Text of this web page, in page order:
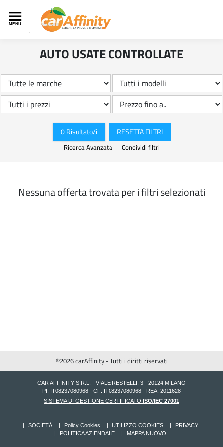
AUTO USATE CONTROLLATE
0 Risultato/i RESETTA FILTRI
Ricerca Avanzata Condividi filtri
Nessuna offerta trovata per i filtri selezionati
©2026 carAffinity - Tutti i diritti riservati
CAR AFFINITY S.R.L. - VIALE RESTELLI, 3 - 20124 MILANO
PI: IT08237080968 - CF: IT08237080968 - REA: 2011628
SISTEMA DI GESTIONE CERTIFICATO ISO/IEC 27001
SOCIETÀ Policy Cookies UTILIZZO COOKIES
PRIVACY
POLITICA AZIENDALE
MAPPA NUOVO